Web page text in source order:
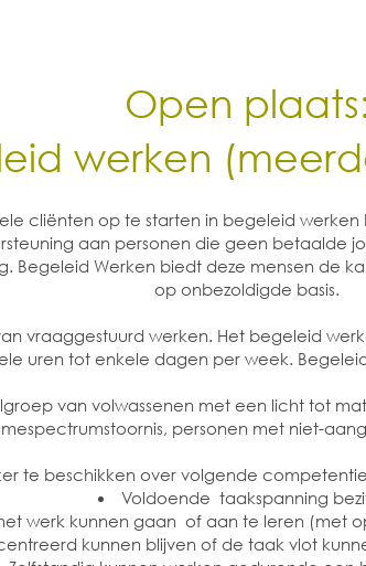
Open
werken
cliënten op te starten in begeleid
aan personen die geen betaalde
Begeleid Werken biedt deze mensen de
op onbezoldigde basis.
vraaggestuurd werken. Het begeleid
uren tot enkele dagen per week.
van volwassenen met een licht tot
personen met niet-
te beschikken over volgende
Voldoende taakspanning
werk kunnen gaan of aan te leren (met
kunnen blijven of de taak vlot